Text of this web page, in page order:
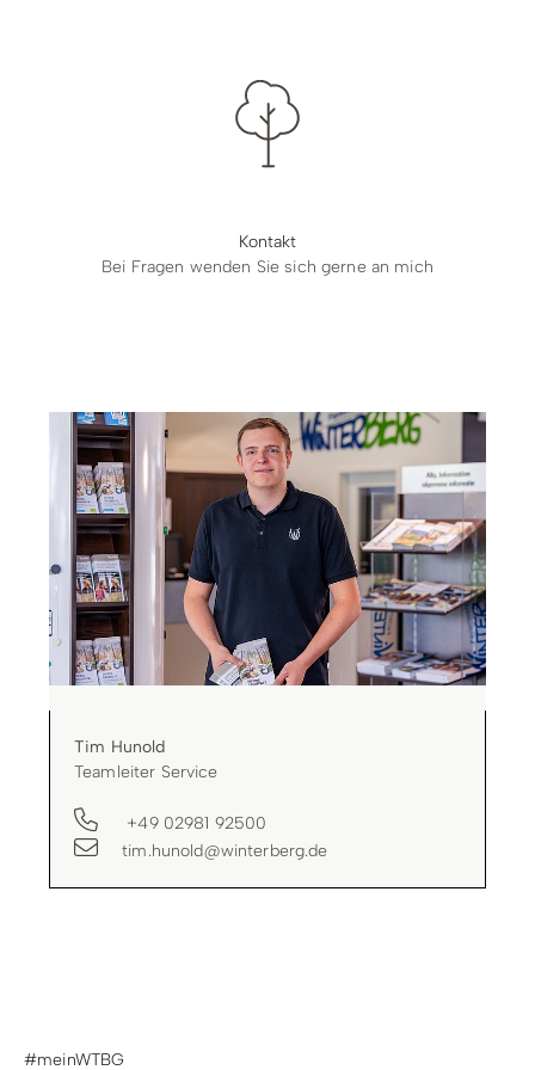
Kontakt
Bei Fragen wenden Sie sich gerne an mich
Tim Hunold
Teamleiter Service
+49 02981 92500
tim.hunold@winterberg.de
#meinWTBG